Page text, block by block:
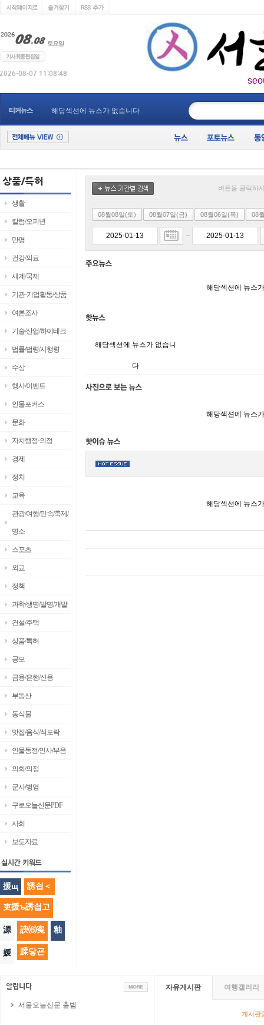
티커뉴스 해당섹션에 뉴스가 없습니다
생활
칼럼/오피년
만평
건강/의료
세계/국제
기관·기업활동/상품
여론조사
기술/산업/하이테크
법률/법령/시행령
수상
행사/이벤트
인물포커스
문화
자치행정·의정
경제
정치
교육
관광/여행/민속/축제/
명소
스포츠
외교
정책
과학/생명/발명/개발
건설/주택
상품/특허
공모
금융/은행/신용
부동산
동식물
맛집/음식/식도락
인물동정/인사/부음
의회/의정
군사/병영
구로오늘신문PDF
사회
보도자료
援щ 誘쇱＜
吏援ъ誘쇱고
源 諛⑹寃 釉
媛 蹂닿굔
버튼을 클릭하
08월08일(토) 08월07일(금) 08월06일(목) 08
~
해당섹션에 뉴스
해당섹션에 뉴스가 없습니
다
해당섹션에 뉴스
해당섹션에 뉴스
서울오늘신문 출범
자유게시판 여행갤러리
게시판